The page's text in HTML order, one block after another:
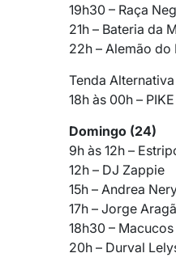
19h30 – Raça
21h – Bateria da
22h – Alemão do
Tenda Alternativa
18h às 00h –
Domingo (24)
9h às 12h –
12h – DJ Zappie
15h – Andrea
17h – Jorge
18h30 –
20h – Durval